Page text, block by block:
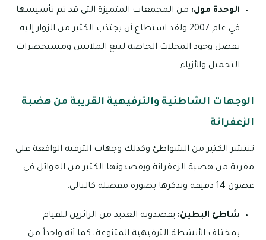
الوحدة مول: من المجمعات المتميزة التي قد تم تأسيسها
في عام 2007 ولقد استطاع أن يجتذب الكثير من الزوار إليه
بفضل وجود المحلات الخاصة لبيع الملابس ومستحضرات
التجميل والأزياء.
الوجهات الشاطئية والترفيهية القريبة من هضبة
الزعفرانة
تنتشر الكثير من الشواطئ وكذلك وجهات الترفيه الواقعة على
مقربة من هضبة الزعفرانة ويقصدونها الكثير من العوائل في
غضون 14 دقيقة ونذكرها بصورة مفصلة كالتالي:
شاطئ البطين: يقصدونه العديد من الزائرين للقيام
بمختلف الأنشطة الترفيهية المتنوعة، كما أنه واحداً من